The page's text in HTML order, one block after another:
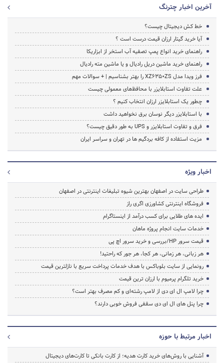
آخرین اخبار چترنگ
خط کش دیجیتال چیست؟
آیا خرید گیتار ارزان قیمت درست است ؟
راهنمای خرید انواع پمپ تصفیه آب استخر از ابزاریکا
راهنمای خرید ماشین دریل رادیال و یا ماشین مته رادیال
فرز ویدا مدل XZ6350ZS را بهتر بشناسیم | + سوالات مهم
علت تفاوت استابلایزر با محافظ‌های معمولی چیست
چطور یک استابلایزر ارزان انتخاب کنیم ؟
با استابلایزر دیگر نوسان برق نخواهید داشت
فرق و تفاوت استابلایزر و UPS به طور دقیق چیست؟
مزیت استفاده از کافه بردگیم ها در تهران و سراسر ایران
اخبار ویژه
طراحی سایت در اصفهان بهترین شیوه تبلیغات اینترنتی در اصفهان
فروشگاه اینترنتی کشاورزی اگری راز
ایده های طلایی برای کسب درآمد از اینستاگرام
خدمات سایت انجام پروژه ماهان
قیمت سرور HP/بررسی و خرید سرور اچ پی
هر زبانی، هر زمانی، هر کجا، هر جور که راحتید!
رونمایی از سایت بلوباکس با هدف خدمات پرداخت سریع با نازلترین قیمت
خرید تلگرام پرمیوم با ارزان ترین قیمت
چرا لامپ ال ای دی از لامپ رشته‌ای و کم مصرف بهتر است؟
چرا پنل های ال ای دی سقفی فروش خوبی دارند؟
اخبار مرتبط با حوزه
آشنایی با روش‌های خرید کارت هدیه؛ از کارت بانکی تا کارت‌های دیجیتال